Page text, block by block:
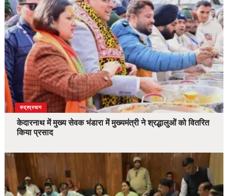
उत्तराखंड
देश
रुद्रप्रयाग
केदारनाथ में मुख्य सेवक भंडारा में मुख्यमंत्री ने श्रद्धालुओं को वितरित
किया प्रसाद